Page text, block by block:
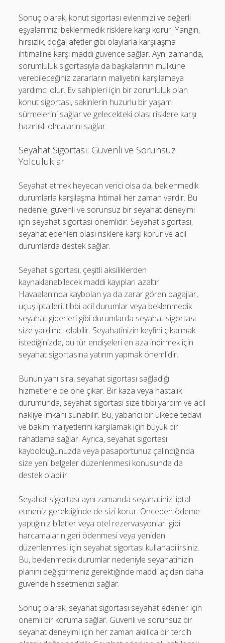
Sonuç olarak, konut sigortası evlerimizi ve değerli
eşyalarımızı beklenmedik risklere karşı korur. Yangın,
hırsızlık, doğal afetler gibi olaylarla karşılaşma
ihtimaline karşı maddi güvence sağlar. Aynı zamanda,
sorumluluk sigortasıyla da başkalarının mülküne
verebileceğiniz zararların maliyetini karşılamaya
yardımcı olur. Ev sahipleri için bir zorunluluk olan
konut sigortası, sakinlerin huzurlu bir yaşam
sürmelerini sağlar ve gelecekteki olası risklere karşı
hazırlıklı olmalarını sağlar.
Seyahat Sigortası: Güvenli ve Sorunsuz
Yolculuklar
Seyahat etmek heyecan verici olsa da, beklenmedik
durumlarla karşılaşma ihtimali her zaman vardır. Bu
nedenle, güvenli ve sorunsuz bir seyahat deneyimi
için seyahat sigortası önemlidir. Seyahat sigortası,
seyahat edenleri olası risklere karşı korur ve acil
durumlarda destek sağlar.
Seyahat sigortası, çeşitli aksiliklerden
kaynaklanabilecek maddi kayıpları azaltır.
Havaalanında kaybolan ya da zarar gören bagajlar,
uçuş iptalleri, tıbbi acil durumlar veya beklenmedik
seyahat giderleri gibi durumlarda seyahat sigortası
size yardımcı olabilir. Seyahatinizin keyfini çıkarmak
istediğinizde, bu tür endişeleri en aza indirmek için
seyahat sigortasına yatırım yapmak önemlidir.
Bunun yanı sıra, seyahat sigortası sağladığı
hizmetlerle de öne çıkar. Bir kaza veya hastalık
durumunda, seyahat sigortası size tıbbi yardım ve acil
nakliye imkanı sunabilir. Bu, yabancı bir ülkede tedavi
ve bakım maliyetlerini karşılamak için büyük bir
rahatlama sağlar. Ayrıca, seyahat sigortası
kaybolduğunuzda veya pasaportunuz çalındığında
size yeni belgeler düzenlenmesi konusunda da
destek olabilir.
Seyahat sigortası aynı zamanda seyahatinizi iptal
etmeniz gerektiğinde de sizi korur. Önceden ödeme
yaptığınız biletler veya otel rezervasyonları gibi
harcamaların geri ödenmesi veya yeniden
düzenlenmesi için seyahat sigortası kullanabilirsiniz.
Bu, beklenmedik durumlar nedeniyle seyahatinizin
planını değiştirmeniz gerektiğinde maddi açıdan daha
güvende hissetmenizi sağlar.
Sonuç olarak, seyahat sigortası seyahat edenler için
önemli bir koruma sağlar. Güvenli ve sorunsuz bir
seyahat deneyimi için her zaman akıllıca bir tercih